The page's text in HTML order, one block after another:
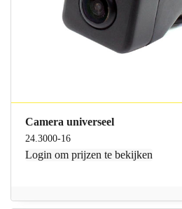
Camera universeel
24.3000-16
Login om prijzen te bekijken